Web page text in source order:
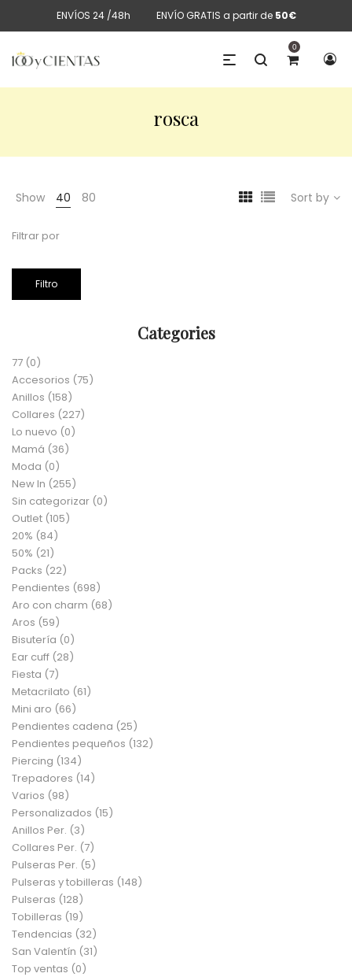
ENVÍOS 24 /48h ENVÍO GRATIS a partir de 50€
0
rosca
Show 40 80 Sort by
Filtrar por
Filtro
Categories
77 (0)
Accesorios (75)
Anillos (158)
Collares (227)
Lo nuevo (0)
Mamá (36)
Moda (0)
New In (255)
Sin categorizar (0)
Outlet (105)
20% (84)
50% (21)
Packs (22)
Pendientes (698)
Aro con charm (68)
Aros (59)
Bisutería (0)
Ear cuff (28)
Fiesta (7)
Metacrilato (61)
Mini aro (66)
Pendientes cadena (25)
Pendientes pequeños (132)
Piercing (134)
Trepadores (14)
Varios (98)
Personalizados (15)
Anillos Per. (3)
Collares Per. (7)
Pulseras Per. (5)
Pulseras y tobilleras (148)
Pulseras (128)
Tobilleras (19)
Tendencias (32)
San Valentín (31)
Top ventas (0)